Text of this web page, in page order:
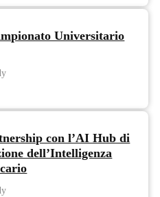
Universitario
con l’AI Hub di
dell’Intelligenza